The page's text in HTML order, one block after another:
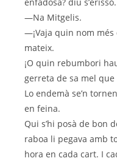
enfadosa? diu s’erissó.
—Na Mitgelis.
—¡Vaja quin nom més
mateix.
¡O quin rebumbori
gerreta de sa mel que
Lo endemà se’n
en feina.
Qui s’hi posà de bon
raboa li pegava amb
hora en cada cart. I